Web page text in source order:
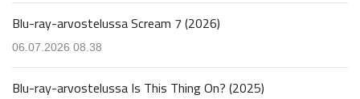
Blu-ray-arvostelussa Scream 7 (2026)
06.07.2026 08.38
Blu-ray-arvostelussa Is This Thing On? (2025)